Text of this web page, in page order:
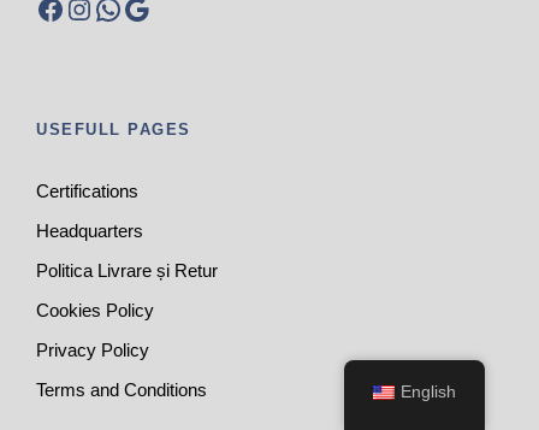
Facebook Instagram WhatsApp Google
USEFULL PAGES
Certifications
Headquarters
Politica Livrare și Retur
Cookies Policy
Privacy Policy
Terms and Conditions
English